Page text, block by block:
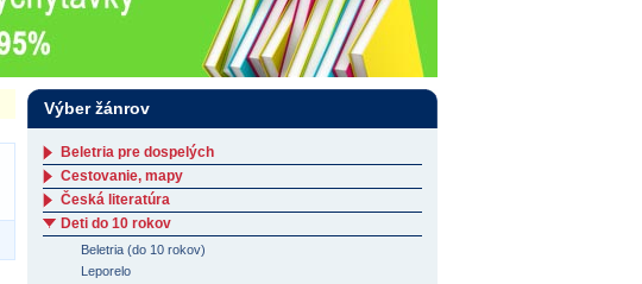
Výber žánrov
Beletria pre dospelých
Cestovanie, mapy
Česká literatúra
Deti do 10 rokov
Beletria (do 10 rokov)
Leporelo